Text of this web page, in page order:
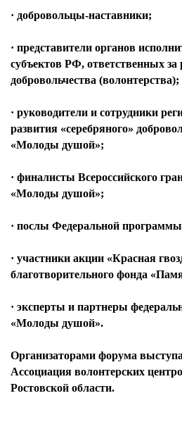
· добровольцы-наставники;
· представители органов
субъектов РФ, ответственных за
добровольчества (волонтерства);
· руководители и сотрудники
развития «серебряного»
«Молоды душой»;
· финалисты Всероссийского
«Молоды душой»;
· послы Федеральной
· участники акции «Красная
благотворительного фонда
· эксперты и партнеры
«Молоды душой».
Организаторами форума
Ассоциация волонтерских
Ростовской области.